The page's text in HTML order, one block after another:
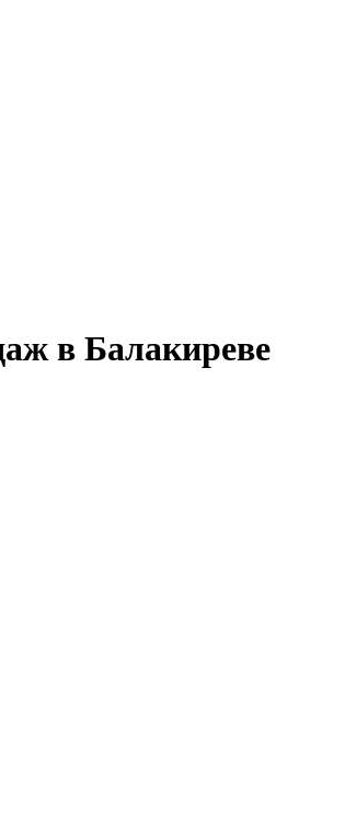
в Балакиреве